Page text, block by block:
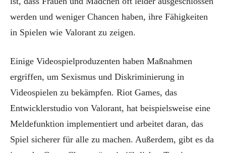
werden und weniger Chancen haben, ihre Fähigkeiten
in Spielen wie Valorant zu zeigen.
Einige Videospielproduzenten haben Maßnahmen
ergriffen, um Sexismus und Diskriminierung in
Videospielen zu bekämpfen. Riot Games, das
Entwicklerstudio von Valorant, hat beispielsweise eine
Meldefunktion implementiert und arbeitet daran, das
Spiel sicherer für alle zu machen. Außerdem, gibt es da